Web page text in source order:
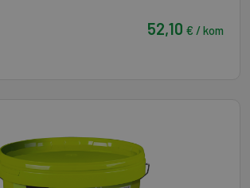
52,10 € / kom